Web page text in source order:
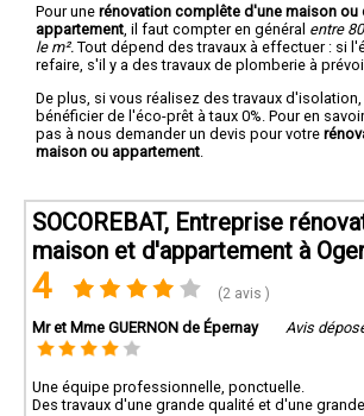
Pour une rénovation complête d'une maison ou
appartement , il faut compter en général entre
le m². Tout dépend des travaux à effectuer : si
refaire, s'il y a des travaux de plomberie à
De plus, si vous réalisez des travaux
bénéficier de l'éco-prêt à taux 0%. Pour en
pas à nous demander un devis pour votre
maison ou appartement
SOCOREBAT, Entreprise
maison et d'appartement à
4 (2 avis )
Mr et Mme GUERNON de Épernay Avis
Une équipe professionnelle, ponctuelle.
Des travaux d'une grande qualité et d'une